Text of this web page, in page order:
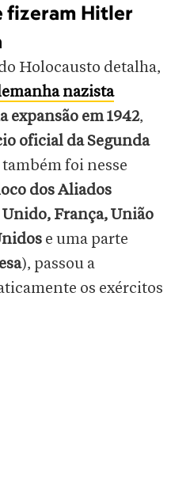
fizeram Hitler
Holocausto detalha,
nazista
expansão em 1942,
oficial da Segunda
foi nesse
dos Aliados
França, União
e uma parte
), passou a
os exércitos